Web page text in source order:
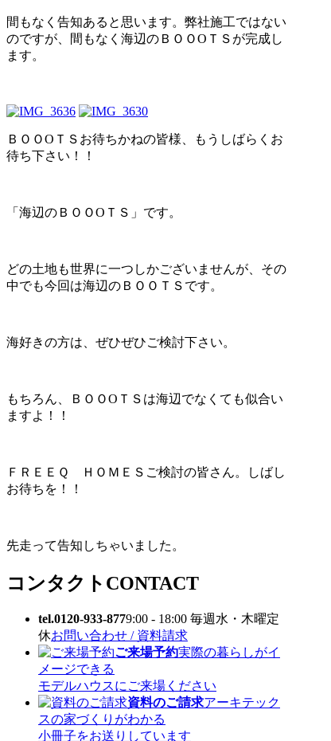
間もなく告知あると思います。弊社施工ではない
のですが、間もなく海辺のＢＯＯOＴＳが完成し
ます。
ＢＯＯOＴＳお待ちかねの皆様、もうしばらくお
待ち下さい！！
「海辺のＢＯＯOＴＳ」です。
どの土地も世界に一つしかございませんが、その
中でも今回は海辺のＢＯＯＴＳです。
海好きの方は、ぜひぜひご検討下さい。
もちろん、ＢＯＯOＴＳは海辺でなくても似合い
ますよ！！
ＦＲＥＥＱ ＨＯＭＥＳご検討の皆さん。しばし
お待ちを！！
先走って告知しちゃいました。
コンタクト CONTACT
tel.0120-933-8779:00 - 18:00 毎週水・木曜定
休お問い合わせ / 資料請求
ご来場予約実際の暮らしがイ
メージできる
モデルハウスにご来場ください
資料のご請求アーキテック
スの家づくりがわかる
小冊子をお送りしています